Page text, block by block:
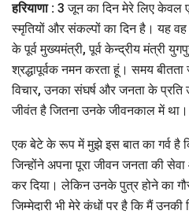
हरियाणा : 3 जून का दिन मेरे लिए केवल
स्मृतियों और संकल्पों का दिन है। यह वह
के पूर्व मुख्यमंत्री, पूर्व केन्द्रीय मंत्री
श्रद्धापूर्वक नमन करता हूं। समय
विचार, उनका संघर्ष और जनता के
जीवंत है जितना उनके जीवनकाल में था।
एक बेटे के रूप में मुझे इस बात का गर्व है
जिन्होंने अपना पूरा जीवन जनता की
कर दिया। लेकिन उनके पुत्र होने का
जिम्मेदारी भी मेरे कंधों पर है कि मैं